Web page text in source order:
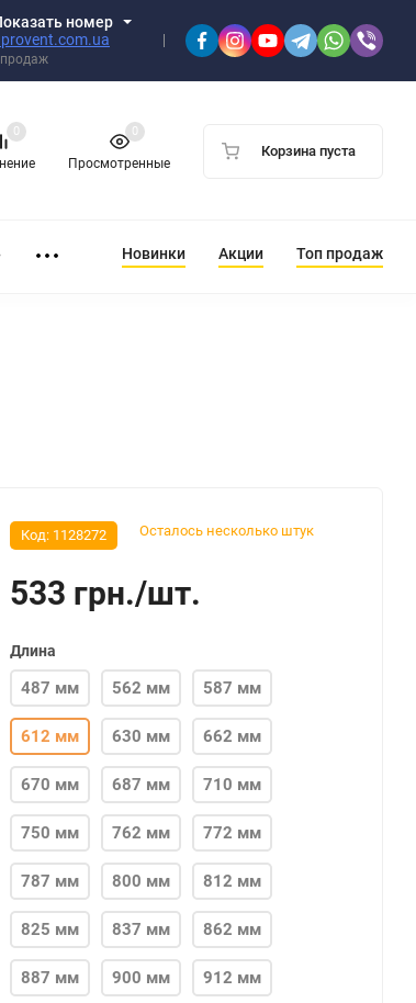
номер
0
Просмотренные
0
Корзина пуста
Новинки Акции Топ продаж
Осталось несколько штук
Код: 1128272
533 грн./шт.
Длина
487 мм 562 мм 587 мм
612 мм 630 мм 662 мм
670 мм 687 мм 710 мм
750 мм 762 мм 772 мм
787 мм 800 мм 812 мм
825 мм 837 мм 862 мм
887 мм 900 мм 912 мм